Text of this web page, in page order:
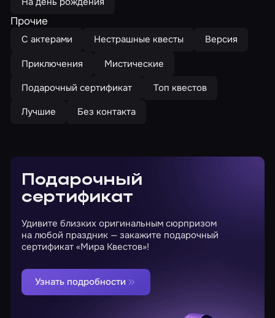
Прочие
С актерами Нестрашные квесты
Версия
Приключения
Мистические
Подарочный сертификат
Топ квестов
Лучшие
Без контакта
Подарочный
сертификат
Удивите близких оригинальным сюрпризом
на любой праздник — закажите подарочный
сертификат «Мира Квестов»!
Узнать подробности